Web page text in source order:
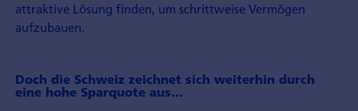
attraktive Lösung finden, um schrittweise Vermögen
aufzubauen.
Doch die Schweiz zeichnet sich weiterhin durch
eine hohe Sparquote aus…